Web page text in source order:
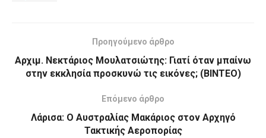
Προηγούμενο άρθρο
Αρχιμ. Νεκτάριος Μουλατσιώτης: Γιατί όταν μπαίνω
στην εκκλησία προσκυνώ τις εικόνες; (ΒΙΝΤΕΟ)
Επόμενο άρθρο
Λάρισα: Ο Αυστραλίας Μακάριος στον Αρχηγό
Τακτικής Αεροπορίας